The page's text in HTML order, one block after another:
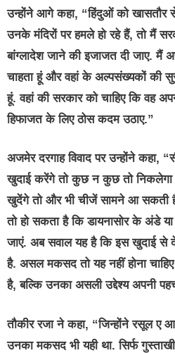
उन्होंने आगे कहा, “हिंदुओं को खासतौर से
उनके मंदिरों पर हमले हो रहे हैं, तो मैं
बांग्लादेश जाने की इजाजत दी जाए. मैं
चाहता हूं और वहां के अल्पसंख्यकों की
हूं. वहां की सरकार को चाहिए कि वह
हिफाजत के लिए ठोस कदम उठाए.”
अजमेर दरगाह विवाद पर उन्होंने कहा,
खुदाई करेंगे तो कुछ न कुछ तो
खुदेंगे तो और भी चीजें सामने आ सकती
तो हो सकता है कि डायनासोर के अंडे
जाएं. अब सवाल यह है कि इस खुदाई से
है. असल मकसद तो यह नहीं होना
है, बल्कि उनका असली उद्देश्य अपनी
तौकीर रजा ने कहा, “जिन्होंने रसूल ए
उनका मकसद भी यही था. सिर्फ